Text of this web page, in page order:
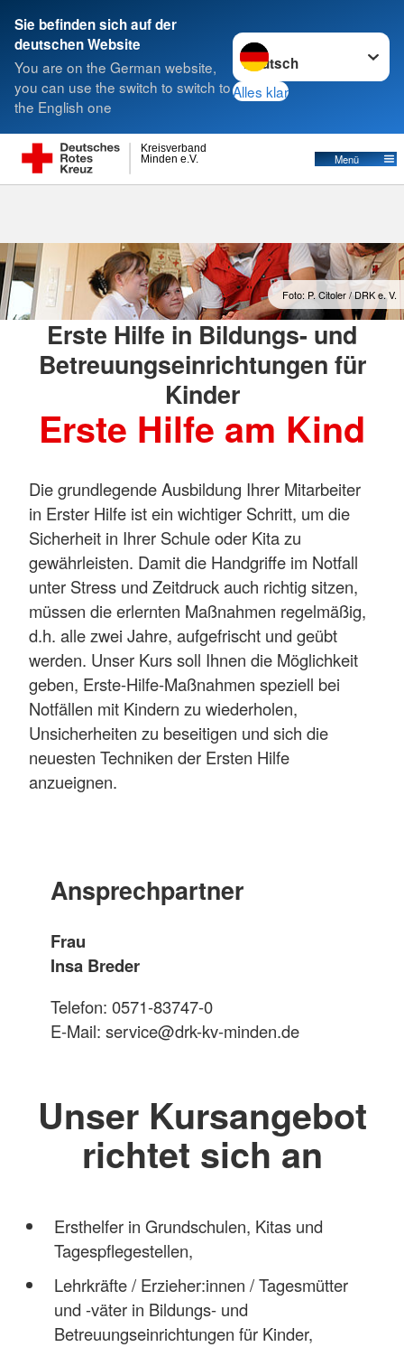
Sie befinden sich auf der
deutschen Website
You are on the German website,
you can use the switch to switch to
the English one
Sprache wechseln zu
Alles klar
Minden e.V.
Kreisverband
Menü
Suche
Erste Hilfe in Bildungs- und
Betreuungseinrichtungen für Kinder/ Erste
Hilfe am Kind
Foto: P. Citoler / DRK e. V.
Erste Hilfe in Bildungs- und
Betreuungseinrichtungen für
Kinder
Erste Hilfe am Kind
Die grundlegende Ausbildung Ihrer Mitarbeiter
in Erster Hilfe ist ein wichtiger Schritt, um die
Sicherheit in Ihrer Schule oder Kita zu
gewährleisten. Damit die Handgriffe im Notfall
unter Stress und Zeitdruck auch richtig sitzen,
müssen die erlernten Maßnahmen regelmäßig,
d.h. alle zwei Jahre, aufgefrischt und geübt
werden. Unser Kurs soll Ihnen die Möglichkeit
geben, Erste-Hilfe-Maßnahmen speziell bei
Notfällen mit Kindern zu wiederholen,
Unsicherheiten zu beseitigen und sich die
neuesten Techniken der Ersten Hilfe
anzueignen.
Ansprechpartner
Frau
Insa Breder
Telefon: 0571-83747-0
E-Mail: service@drk-kv-minden.de
Unser Kursangebot
richtet sich an
Ersthelfer in Grundschulen, Kitas und
Tagespflegestellen,
Lehrkräfte / Erzieher:innen / Tagesmütter
und -väter in Bildungs- und
Betreuungseinrichtungen für Kinder,